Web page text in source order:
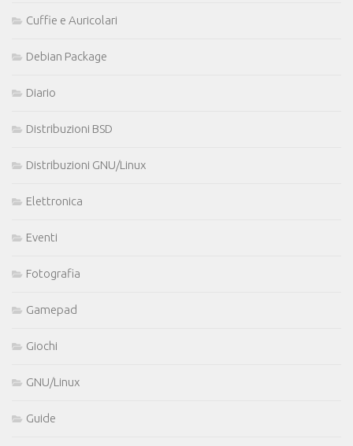
Cuffie e Auricolari
Debian Package
Diario
Distribuzioni BSD
Distribuzioni GNU/Linux
Elettronica
Eventi
Fotografia
Gamepad
Giochi
GNU/Linux
Guide